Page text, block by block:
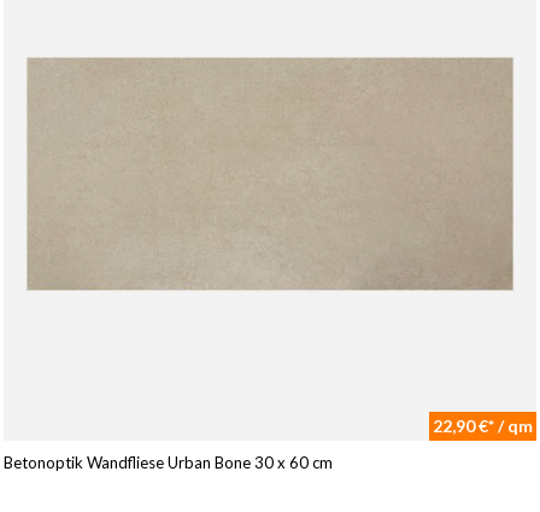
22,90 €* / qm
Betonoptik Wandfliese Urban Bone 30 x 60 cm